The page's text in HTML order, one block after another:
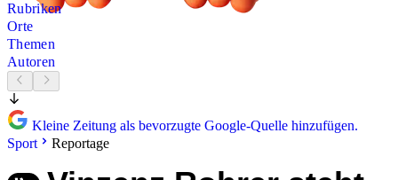
Rubriken
Orte
Themen
Autoren
Kleine Zeitung als bevorzugte Google-Quelle hinzufügen.
Sport
Reportage